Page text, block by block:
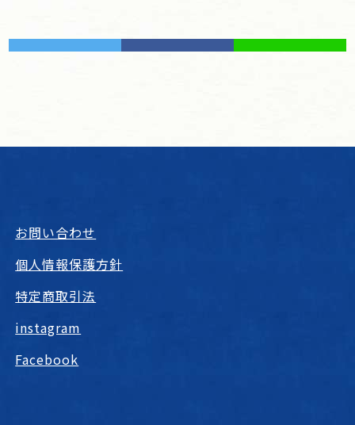
お問い合わせ
個人情報保護方針
特定商取引法
instagram
Facebook